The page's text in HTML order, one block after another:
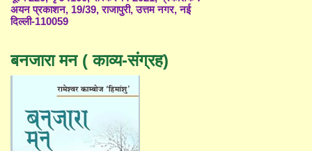
अयन प्रकाशन, 19/39, राजापुरी, उत्तम नगर, नई
दिल्ली-110059
बनजारा मन ( काव्य-संग्रह)